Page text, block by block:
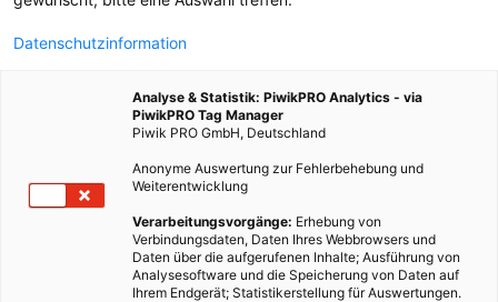
1 BEITRAG
Datenschutzinformation
Analyse & Statistik: PiwikPRO Analytics - via
PiwikPRO Tag Manager
Piwik PRO GmbH, Deutschland
Anonyme Auswertung zur Fehlerbehebung und
Weiterentwicklung
Verarbeitungsvorgänge: Erhebung von
Verbindungsdaten, Daten Ihres Webbrowsers und
Daten über die aufgerufenen Inhalte; Ausführung von
Analysesoftware und die Speicherung von Daten auf
Ihrem Endgerät; Statistikerstellung für Auswertungen.